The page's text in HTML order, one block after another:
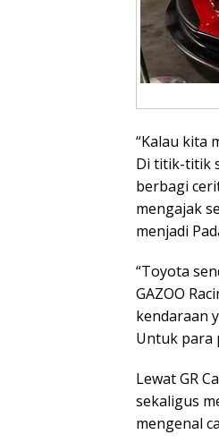
“Kalau kita
Di titik-titik
berbagi
mengajak
menjadi
“Toyota
GAZOO
kendaraan
Untuk para
Lewat GR
sekaligus
mengenal